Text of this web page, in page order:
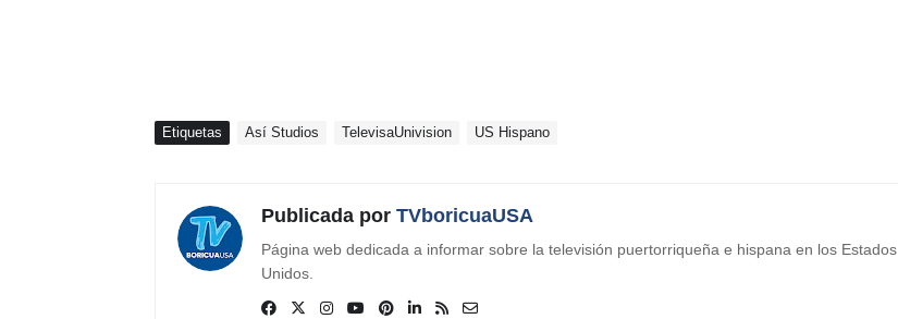
Etiquetas Así Studios TelevisaUnivision US Hispano
Publicada por TVboricuaUSA
Página web dedicada a informar sobre la televisión puertorriqueña e hispana en los Estados
Unidos.